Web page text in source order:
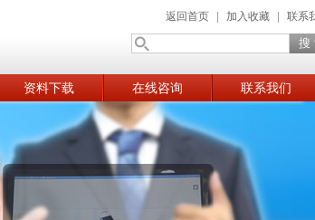
返回首页 加入收藏 联系
资料下载 在线咨询 联系我们